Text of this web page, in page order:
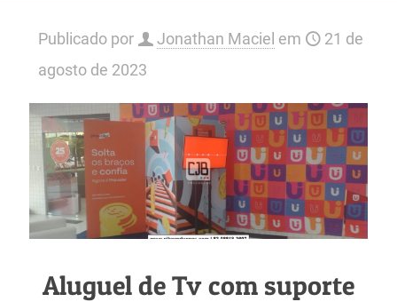
Publicado por Jonathan Maciel em
21 de
agosto de 2023
Aluguel de Tv com suporte